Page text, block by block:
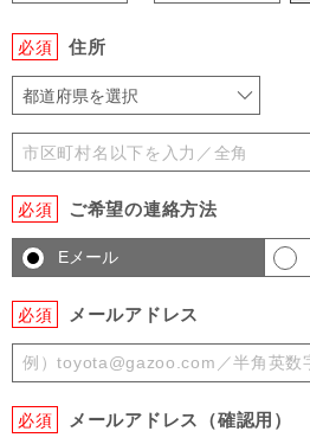
必須 住所
都道府県を選択
必須 ご希望の連絡方法
Eメール
必須 メールアドレス
必須 メールアドレス（確認用）